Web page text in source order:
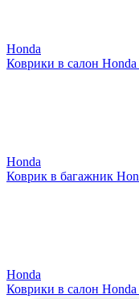
Honda
Коврики в салон
Honda
Коврик в багажник
Honda
Коврики в салон